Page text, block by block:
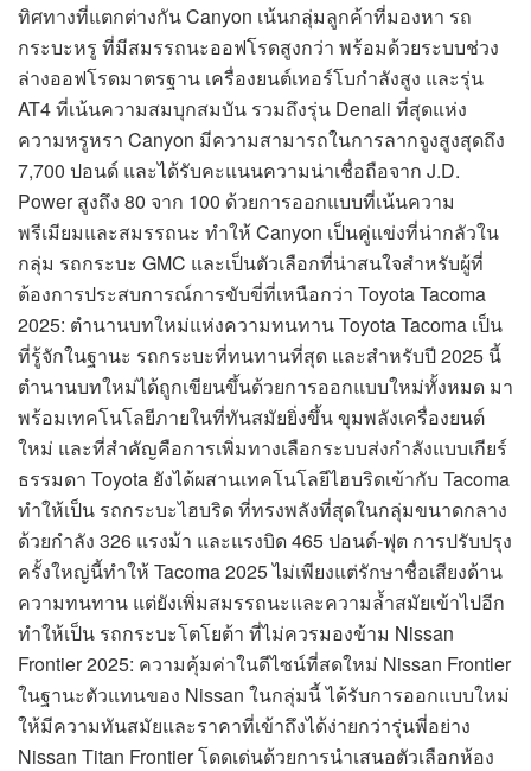
ทิศทางที่แตกต่างกัน Canyon เน้นกลุ่มลูกค้าที่มองหา รถ
กระบะหรู ที่มีสมรรถนะออฟโรดสูงกว่า พร้อมด้วยระบบช่วง
ล่างออฟโรดมาตรฐาน เครื่องยนต์เทอร์โบกำลังสูง และรุ่น
AT4 ที่เน้นความสมบุกสมบัน รวมถึงรุ่น Denali ที่สุดแห่ง
ความหรูหรา Canyon มีความสามารถในการลากจูงสูงสุดถึง
7,700 ปอนด์ และได้รับคะแนนความน่าเชื่อถือจาก J.D.
Power สูงถึง 80 จาก 100 ด้วยการออกแบบที่เน้นความ
พรีเมียมและสมรรถนะ ทำให้ Canyon เป็นคู่แข่งที่น่ากลัวใน
กลุ่ม รถกระบะ GMC และเป็นตัวเลือกที่น่าสนใจสำหรับผู้ที่
ต้องการประสบการณ์การขับขี่ที่เหนือกว่า Toyota Tacoma
2025: ตำนานบทใหม่แห่งความทนทาน Toyota Tacoma เป็น
ที่รู้จักในฐานะ รถกระบะที่ทนทานที่สุด และสำหรับปี 2025 นี้
ตำนานบทใหม่ได้ถูกเขียนขึ้นด้วยการออกแบบใหม่ทั้งหมด มา
พร้อมเทคโนโลยีภายในที่ทันสมัยยิ่งขึ้น ขุมพลังเครื่องยนต์
ใหม่ และที่สำคัญคือการเพิ่มทางเลือกระบบส่งกำลังแบบเกียร์
ธรรมดา Toyota ยังได้ผสานเทคโนโลยีไฮบริดเข้ากับ Tacoma
ทำให้เป็น รถกระบะไฮบริด ที่ทรงพลังที่สุดในกลุ่มขนาดกลาง
ด้วยกำลัง 326 แรงม้า และแรงบิด 465 ปอนด์-ฟุต การปรับปรุง
ครั้งใหญ่นี้ทำให้ Tacoma 2025 ไม่เพียงแต่รักษาชื่อเสียงด้าน
ความทนทาน แต่ยังเพิ่มสมรรถนะและความล้ำสมัยเข้าไปอีก
ทำให้เป็น รถกระบะโตโยต้า ที่ไม่ควรมองข้าม Nissan
Frontier 2025: ความคุ้มค่าในดีไซน์ที่สดใหม่ Nissan Frontier
ในฐานะตัวแทนของ Nissan ในกลุ่มนี้ ได้รับการออกแบบใหม่
ให้มีความทันสมัยและราคาที่เข้าถึงได้ง่ายกว่ารุ่นพี่อย่าง
Nissan Titan Frontier โดดเด่นด้วยการนำเสนอตัวเลือกห้อง